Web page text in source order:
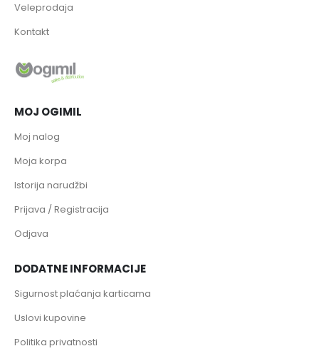
Veleprodaja
Kontakt
MOJ OGIMIL
Moj nalog
Moja korpa
Istorija narudžbi
Prijava / Registracija
Odjava
DODATNE INFORMACIJE
Sigurnost plaćanja karticama
Uslovi kupovine
Politika privatnosti